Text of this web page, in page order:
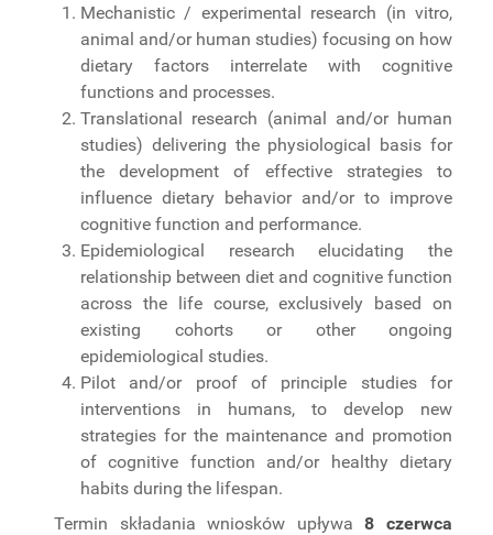
Mechanistic / experimental research (in vitro,
animal and/or human studies) focusing on how
dietary factors interrelate with cognitive
functions and processes.
Translational research (animal and/or human
studies) delivering the physiological basis for
the development of effective strategies to
influence dietary behavior and/or to improve
cognitive function and performance.
Epidemiological research elucidating the
relationship between diet and cognitive function
across the life course, exclusively based on
existing cohorts or other ongoing
epidemiological studies.
Pilot and/or proof of principle studies for
interventions in humans, to develop new
strategies for the maintenance and promotion
of cognitive function and/or healthy dietary
habits during the lifespan.
Termin składania wniosków upływa8 czerwca